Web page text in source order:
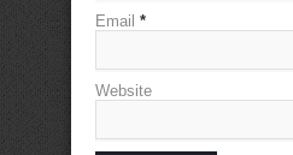
Email *
Website